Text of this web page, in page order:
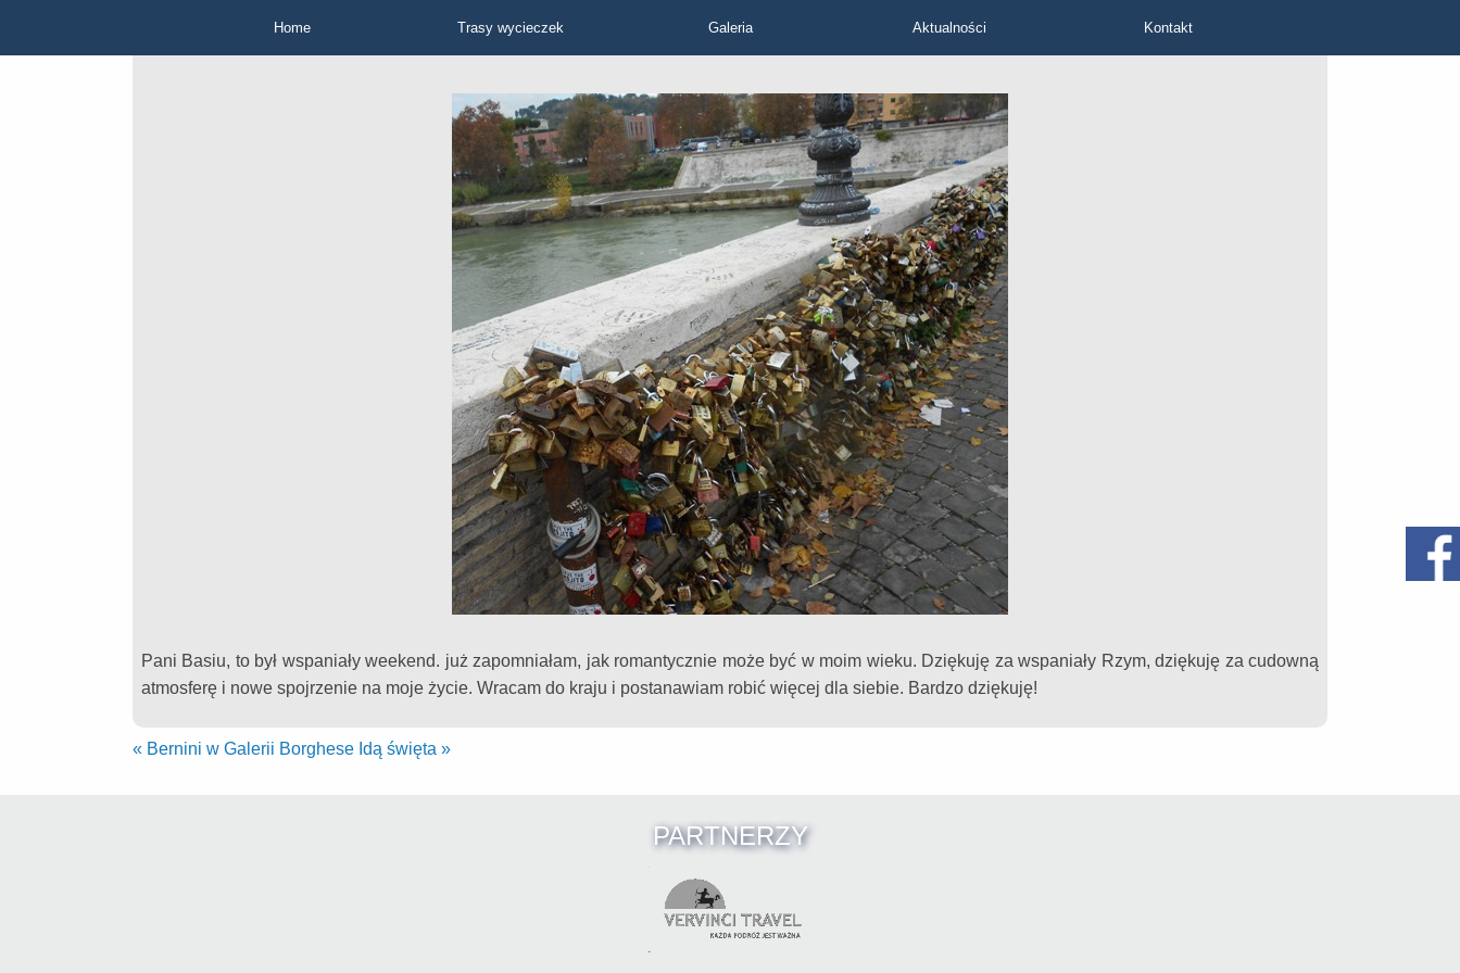
Home Trasy wycieczek Galeria Aktualności Kontakt
Pani Basiu, to był wspaniały weekend. już zapomniałam, jak romantycznie może być w moim wieku. Dziękuję za wspaniały Rzym, dziękuję za cudowną
atmosferę i nowe spojrzenie na moje życie. Wracam do kraju i postanawiam robić więcej dla siebie. Bardzo dziękuję!
« Bernini w Galerii Borghese Idą święta »
PARTNERZY